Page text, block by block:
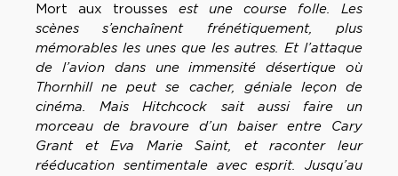
Mort aux trousses est une course folle. Les
scènes s’enchaînent frénétiquement, plus
mémorables les unes que les autres. Et l’attaque
de l’avion dans une immensité désertique où
Thornhill ne peut se cacher, géniale leçon de
cinéma. Mais Hitchcock sait aussi faire un
morceau de bravoure d’un baiser entre Cary
Grant et Eva Marie Saint, et raconter leur
rééducation sentimentale avec esprit. Jusqu’au